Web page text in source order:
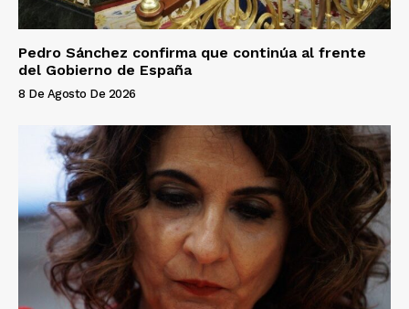
Pedro Sánchez confirma que continúa al frente
del Gobierno de España
8 De Agosto De 2026